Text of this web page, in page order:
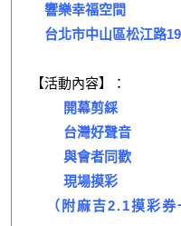
響樂幸福空間
台北市中山區松江路
【活動內容】：
開幕剪綵
台灣好聲音
與會者同歡
現場摸彩
（附麻吉2.1摸彩券